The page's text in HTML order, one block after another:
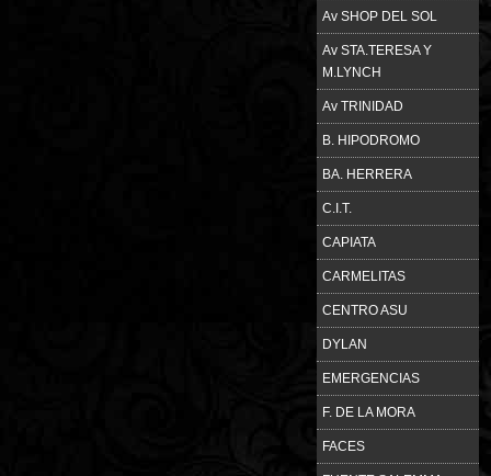
Av SHOP DEL SOL
Av STA.TERESA Y
M.LYNCH
Av TRINIDAD
B. HIPODROMO
BA. HERRERA
C.I.T.
CAPIATA
CARMELITAS
CENTRO ASU
DYLAN
EMERGENCIAS
F. DE LA MORA
FACES